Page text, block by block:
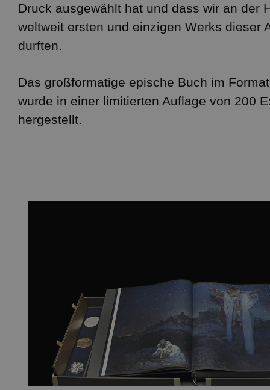
Druck ausgewählt hat und dass wir an der
weltweit ersten und einzigen Werks dieser
durften.
Das großformatige epische Buch im
wurde in einer limitierten Auflage von 200
hergestellt.